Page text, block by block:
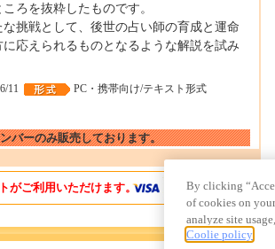
ろを抜粋したものです。
挑戦として、後世の占い師の育成と運命
応えられるものとなるような解説を試み
11
PC・携帯向け/テキスト形式
バーのみ販売しております。
がご利用いただけます。
By clicking
of cookies on
analyze site
Coolie policy